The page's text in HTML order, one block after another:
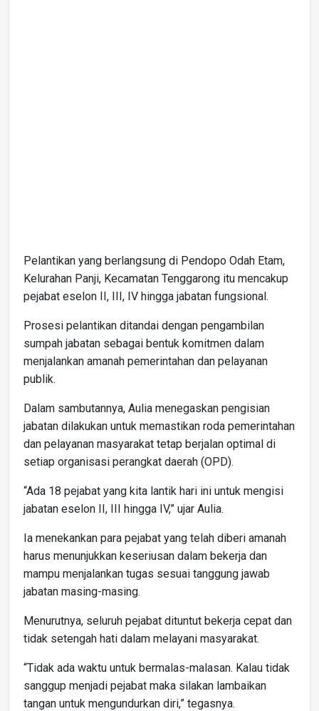
Pelantikan yang berlangsung di Pendopo Odah Etam,
Kelurahan Panji, Kecamatan Tenggarong itu mencakup
pejabat eselon II, III, IV hingga jabatan fungsional.
Prosesi pelantikan ditandai dengan pengambilan
sumpah jabatan sebagai bentuk komitmen dalam
menjalankan amanah pemerintahan dan pelayanan
publik.
Dalam sambutannya, Aulia menegaskan pengisian
jabatan dilakukan untuk memastikan roda pemerintahan
dan pelayanan masyarakat tetap berjalan optimal di
setiap organisasi perangkat daerah (OPD).
“Ada 18 pejabat yang kita lantik hari ini untuk mengisi
jabatan eselon II, III hingga IV,” ujar Aulia.
Ia menekankan para pejabat yang telah diberi amanah
harus menunjukkan keseriusan dalam bekerja dan
mampu menjalankan tugas sesuai tanggung jawab
jabatan masing-masing.
Menurutnya, seluruh pejabat dituntut bekerja cepat dan
tidak setengah hati dalam melayani masyarakat.
“Tidak ada waktu untuk bermalas-malasan. Kalau tidak
sanggup menjadi pejabat maka silakan lambaikan
tangan untuk mengundurkan diri,” tegasnya.